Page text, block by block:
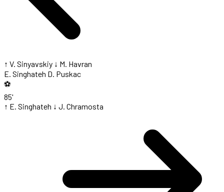
↑ V. Sinyavskiy ↓ M. Havran
E. Singhateh D. Puskac
⚽
85'
↑ E. Singhateh ↓ J. Chramosta